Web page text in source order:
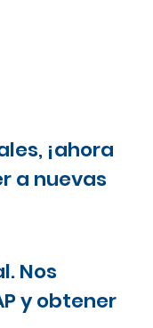
¡ahora
a nuevas
Nos
y obtener